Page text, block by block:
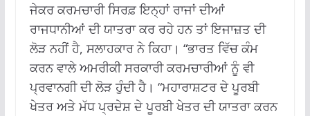
ਜੇਕਰ ਕਰਮਚਾਰੀ ਸਿਰਫ਼ ਇਨ੍ਹਾਂ ਰਾਜਾਂ ਦੀਆਂ
ਰਾਜਧਾਨੀਆਂ ਦੀ ਯਾਤਰਾ ਕਰ ਰਹੇ ਹਨ ਤਾਂ ਇਜਾਜ਼ਤ ਦੀ
ਲੋੜ ਨਹੀਂ ਹੈ, ਸਲਾਹਕਾਰ ਨੇ ਕਿਹਾ। “ਭਾਰਤ ਵਿੱਚ ਕੰਮ
ਕਰਨ ਵਾਲੇ ਅਮਰੀਕੀ ਸਰਕਾਰੀ ਕਰਮਚਾਰੀਆਂ ਨੂੰ ਵੀ
ਪ੍ਰਵਾਨਗੀ ਦੀ ਲੋੜ ਹੁੰਦੀ ਹੈ। “ਮਹਾਰਾਸ਼ਟਰ ਦੇ ਪੂਰਬੀ
ਖੇਤਰ ਅਤੇ ਮੱਧ ਪ੍ਰਦੇਸ਼ ਦੇ ਪੂਰਬੀ ਖੇਤਰ ਦੀ ਯਾਤਰਾ ਕਰਨ